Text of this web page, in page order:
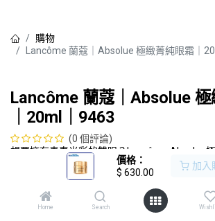
價格：
$ 630.00
加入
Home Search
購物
Lancôme 蘭蔻｜Absolue 極緻菁純眼霜｜
Lancôme 蘭蔻｜Absolue 極
｜20ml｜9463
(0 個評論)
想要擁有青春光彩的雙眼？Lancôme Absolue
隨時享受抗老化的奢華呵護，快來體驗吧！
加入購物車